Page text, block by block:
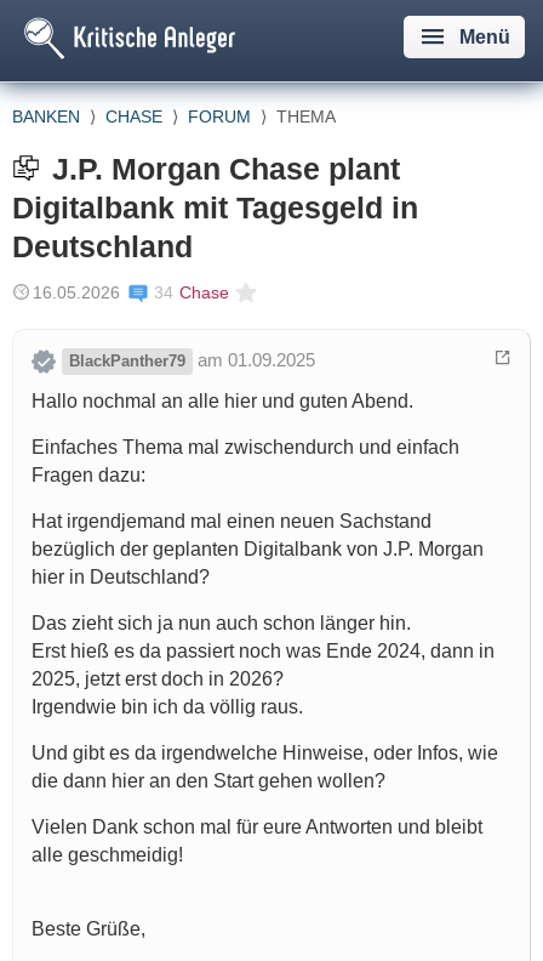
Menü
BANKEN ⟩ CHASE ⟩ FORUM ⟩ THEMA
J.P. Morgan Chase plant
Digitalbank mit Tagesgeld in
Deutschland
16.05.2026 34 Chase
BlackPanther79
am 01.09.2025
Hallo nochmal an alle hier und guten Abend.
Einfaches Thema mal zwischendurch und einfach
Fragen dazu:
Hat irgendjemand mal einen neuen Sachstand
bezüglich der geplanten Digitalbank von J.P. Morgan
hier in Deutschland?
Das zieht sich ja nun auch schon länger hin.
Erst hieß es da passiert noch was Ende 2024, dann in
2025, jetzt erst doch in 2026?
Irgendwie bin ich da völlig raus.
Und gibt es da irgendwelche Hinweise, oder Infos, wie
die dann hier an den Start gehen wollen?
Vielen Dank schon mal für eure Antworten und bleibt
alle geschmeidig!
Beste Grüße,